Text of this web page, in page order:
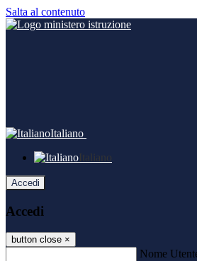
Salta al contenuto
Italiano
Italiano
Accedi
Accedi
button close ×
Nome